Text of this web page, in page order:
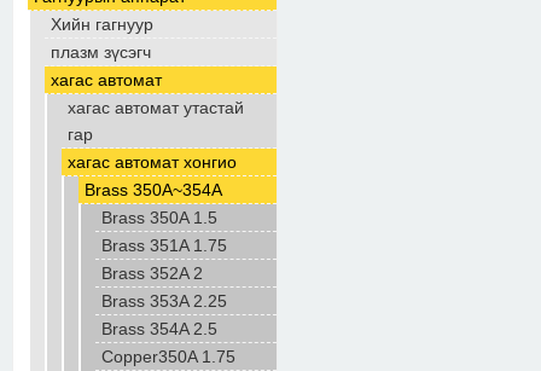
Хийн гагнуур
плазм зүсэгч
хагас автомат
хагас автомат утастай
гар
хагас автомат хонгио
Brass 350A~354A
Brass 350A 1.5
Brass 351A 1.75
Brass 352A 2
Brass 353A 2.25
Brass 354A 2.5
Copper350A 1.75